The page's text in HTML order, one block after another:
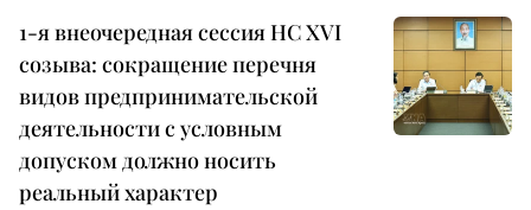
1-я внеочередная сессия НС XVI
созыва: сокращение перечня
видов предпринимательской
деятельности с условным
допуском должно носить
реальный характер